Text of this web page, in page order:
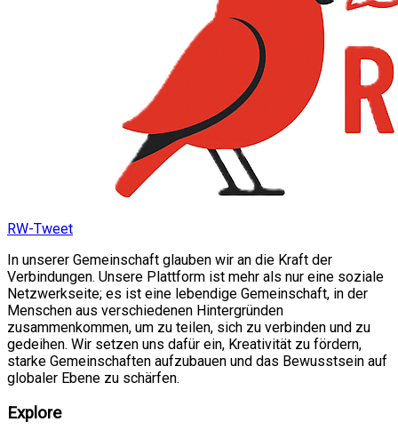
RW-Tweet
In unserer Gemeinschaft glauben wir an die Kraft der
Verbindungen. Unsere Plattform ist mehr als nur eine soziale
Netzwerkseite; es ist eine lebendige Gemeinschaft, in der
Menschen aus verschiedenen Hintergründen
zusammenkommen, um zu teilen, sich zu verbinden und zu
gedeihen. Wir setzen uns dafür ein, Kreativität zu fördern,
starke Gemeinschaften aufzubauen und das Bewusstsein auf
globaler Ebene zu schärfen.
Explore